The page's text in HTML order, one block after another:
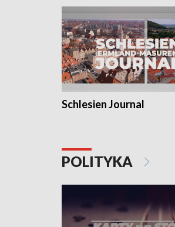
Schlesien Journal
POLITYKA